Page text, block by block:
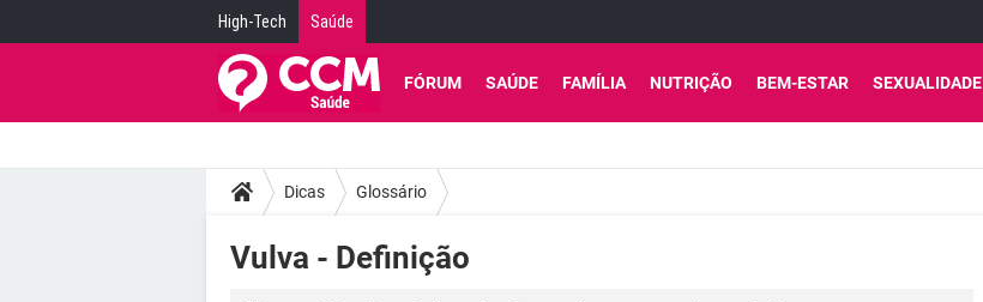
High-Tech Saúde
FÓRUM SAÚDE FAMÍLIA NUTRIÇÃO BEM-ESTAR SEXUALIDADE
Dicas Glossário
Vulva - Definição